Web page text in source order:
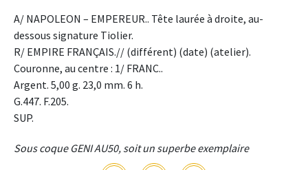
A/ NAPOLEON – EMPEREUR.. Tête laurée à droite, au-
dessous signature Tiolier.
R/ EMPIRE FRANÇAIS.// (différent) (date) (atelier).
Couronne, au centre : 1/ FRANC..
Argent. 5,00 g. 23,0 mm. 6 h.
G.447. F.205.
SUP.
Sous coque GENI AU50, soit un superbe exemplaire